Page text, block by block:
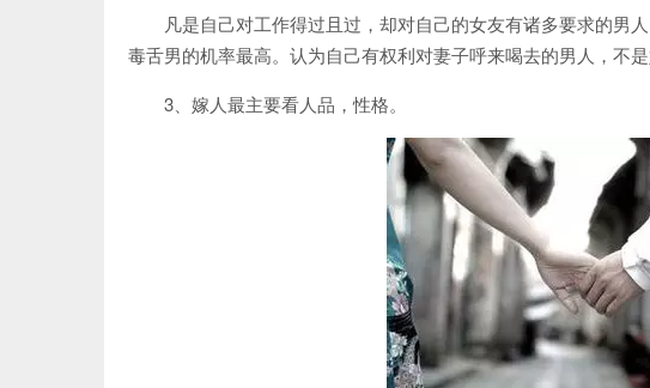
凡是自己对工作得过且过，却对自己的女友有诸多要求的男
毒舌男的机率最高。认为自己有权利对妻子呼来喝去的男人，不是
3、嫁人最主要看人品，性格。